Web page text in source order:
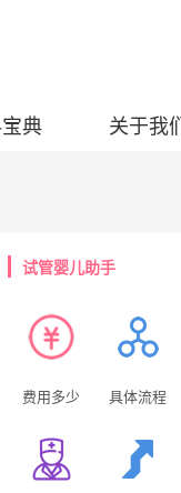
典 关于我们
试管婴儿助手
费用多少 具体流程